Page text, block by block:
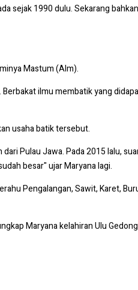
sejak 1990 dulu. Sekarang
Mastum (Alm).
ilmu membatik yang
usaha batik tersebut.
Pulau Jawa. Pada 2015 lalu,
besar" ujar Maryana lagi.
Pengalangan, Sawit, Karet,
Maryana kelahiran Ulu